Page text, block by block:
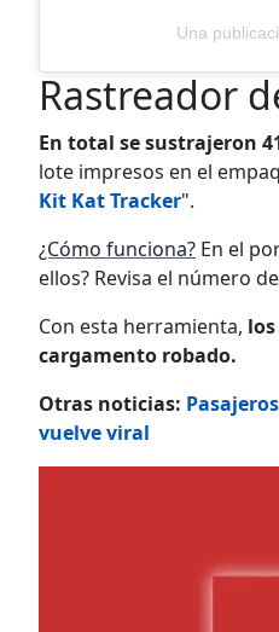
Una
Rastreador
En total se sustrajeron
lote impresos en el
Kit Kat Tracker".
¿Cómo funciona? En el
ellos? Revisa el número
Con esta herramienta,
cargamento robado.
Otras noticias:
vuelve viral